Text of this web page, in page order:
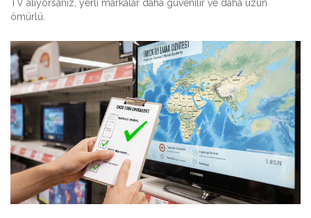
TV alıyorsanız, yerli markalar daha güvenilir ve daha uzun
ömürlü.